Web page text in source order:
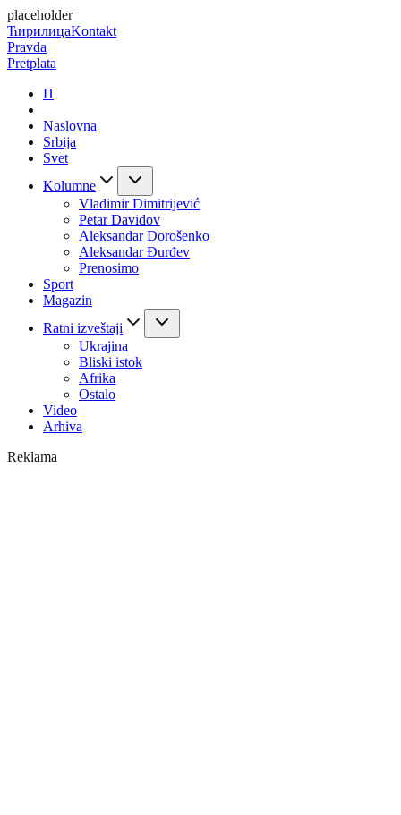
placeholder
ЋирилицаKontakt
Pravda
Pretplata
П
Naslovna
Srbija
Svet
Kolumne
Vladimir Dimitrijević
Petar Davidov
Aleksandar Dorošenko
Aleksandar Đurđev
Prenosimo
Sport
Magazin
Ratni izveštaji
Ukrajina
Bliski istok
Afrika
Ostalo
Video
Arhiva
Reklama